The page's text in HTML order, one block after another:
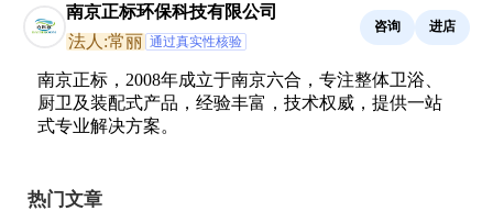
南京正标环保科技有限公司
法人:常丽 通过真实性核验
咨询 进店
南京正标，2008年成立于南京六合，专注整体卫浴、
厨卫及装配式产品，经验丰富，技术权威，提供一站
式专业解决方案。
热门文章